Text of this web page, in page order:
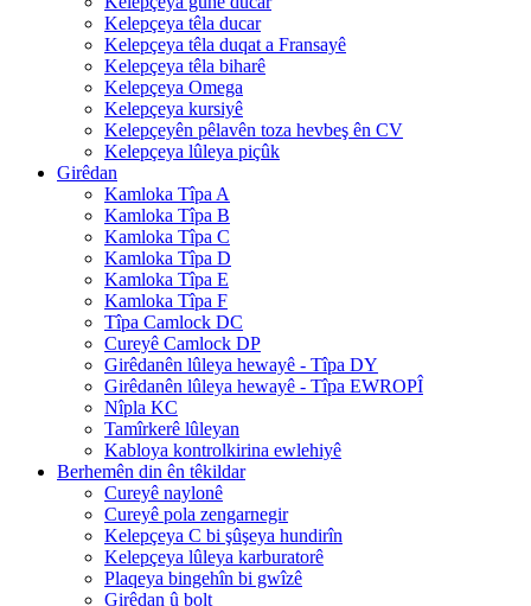
Kelepçeya têla ducar
Kelepçeya têla duqat a Fransayê
Kelepçeya têla biharê
Kelepçeya Omega
Kelepçeya kursiyê
Kelepçeyên pêlavên toza hevbeş ên CV
Kelepçeya lûleya piçûk
Girêdan
Kamloka Tîpa A
Kamloka Tîpa B
Kamloka Tîpa C
Kamloka Tîpa D
Kamloka Tîpa E
Kamloka Tîpa F
Tîpa Camlock DC
Cureyê Camlock DP
Girêdanên lûleya hewayê - Tîpa DY
Girêdanên lûleya hewayê - Tîpa EWROPÎ
Nîpla KC
Tamîrkerê lûleyan
Kabloya kontrolkirina ewlehiyê
Berhemên din ên têkildar
Cureyê naylonê
Cureyê pola zengarnegir
Kelepçeya C bi şûşeya hundirîn
Kelepçeya lûleya karburatorê
Plaqeya bingehîn bi gwîzê
Girêdan û bolt